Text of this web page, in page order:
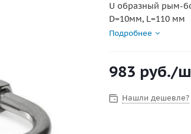
U образный рым-
D=10мм, L=110 мм
Подробнее
983 руб./
Нашли дешевле?